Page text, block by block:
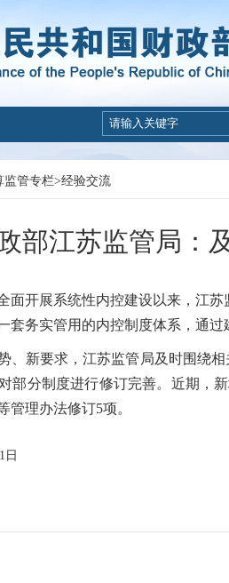
监管专栏>经验交流
部江苏监管局：
面开展系统性内控建设以来，江
套务实管用的内控制度体系，通
、新要求，江苏监管局及时围绕
部分制度进行修订完善。近期，
管理办法修订5项。
日